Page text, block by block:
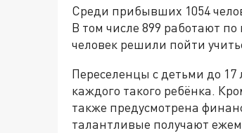
Среди прибывших 1054
В том числе 899 работают
человек решили пойти
Переселенцы с детьми до 17
каждого такого ребёнка.
также предусмотрена
талантливые получают